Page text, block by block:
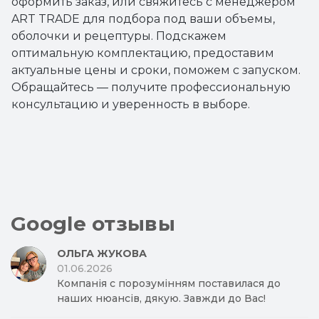
ART TRADE для подбора под ваши объемы,
оболочки и рецептуры. Подскажем
оптимальную комплектацию, предоставим
актуальные цены и сроки, поможем с запуском.
Обращайтесь — получите профессиональную
консультацию и уверенность в выборе.
Google отзывы
ОЛЬГА ЖУКОВА
01.06.2026
Компанія с порозумінням поставилася до
наших нюансів, дякую. Завжди до Вас!